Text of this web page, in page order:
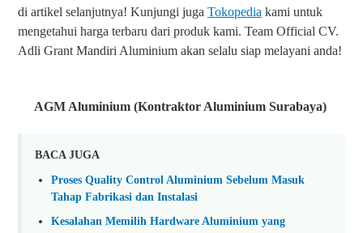
di artikel selanjutnya! Kunjungi juga Tokopedia kami untuk
mengetahui harga terbaru dari produk kami. Team Official CV.
Adli Grant Mandiri Aluminium akan selalu siap melayani anda!
AGM Aluminium (Kontraktor Aluminium Surabaya)
BACA JUGA
Proses Quality Control Aluminium Sebelum Masuk
Tahap Fabrikasi dan Instalasi
Kesalahan Memilih Hardware Aluminium yang